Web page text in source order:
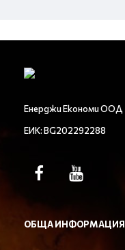
Енерджи Економи ООД
ЕИК: BG202292288
ОБЩА ИНФОРМАЦИЯ